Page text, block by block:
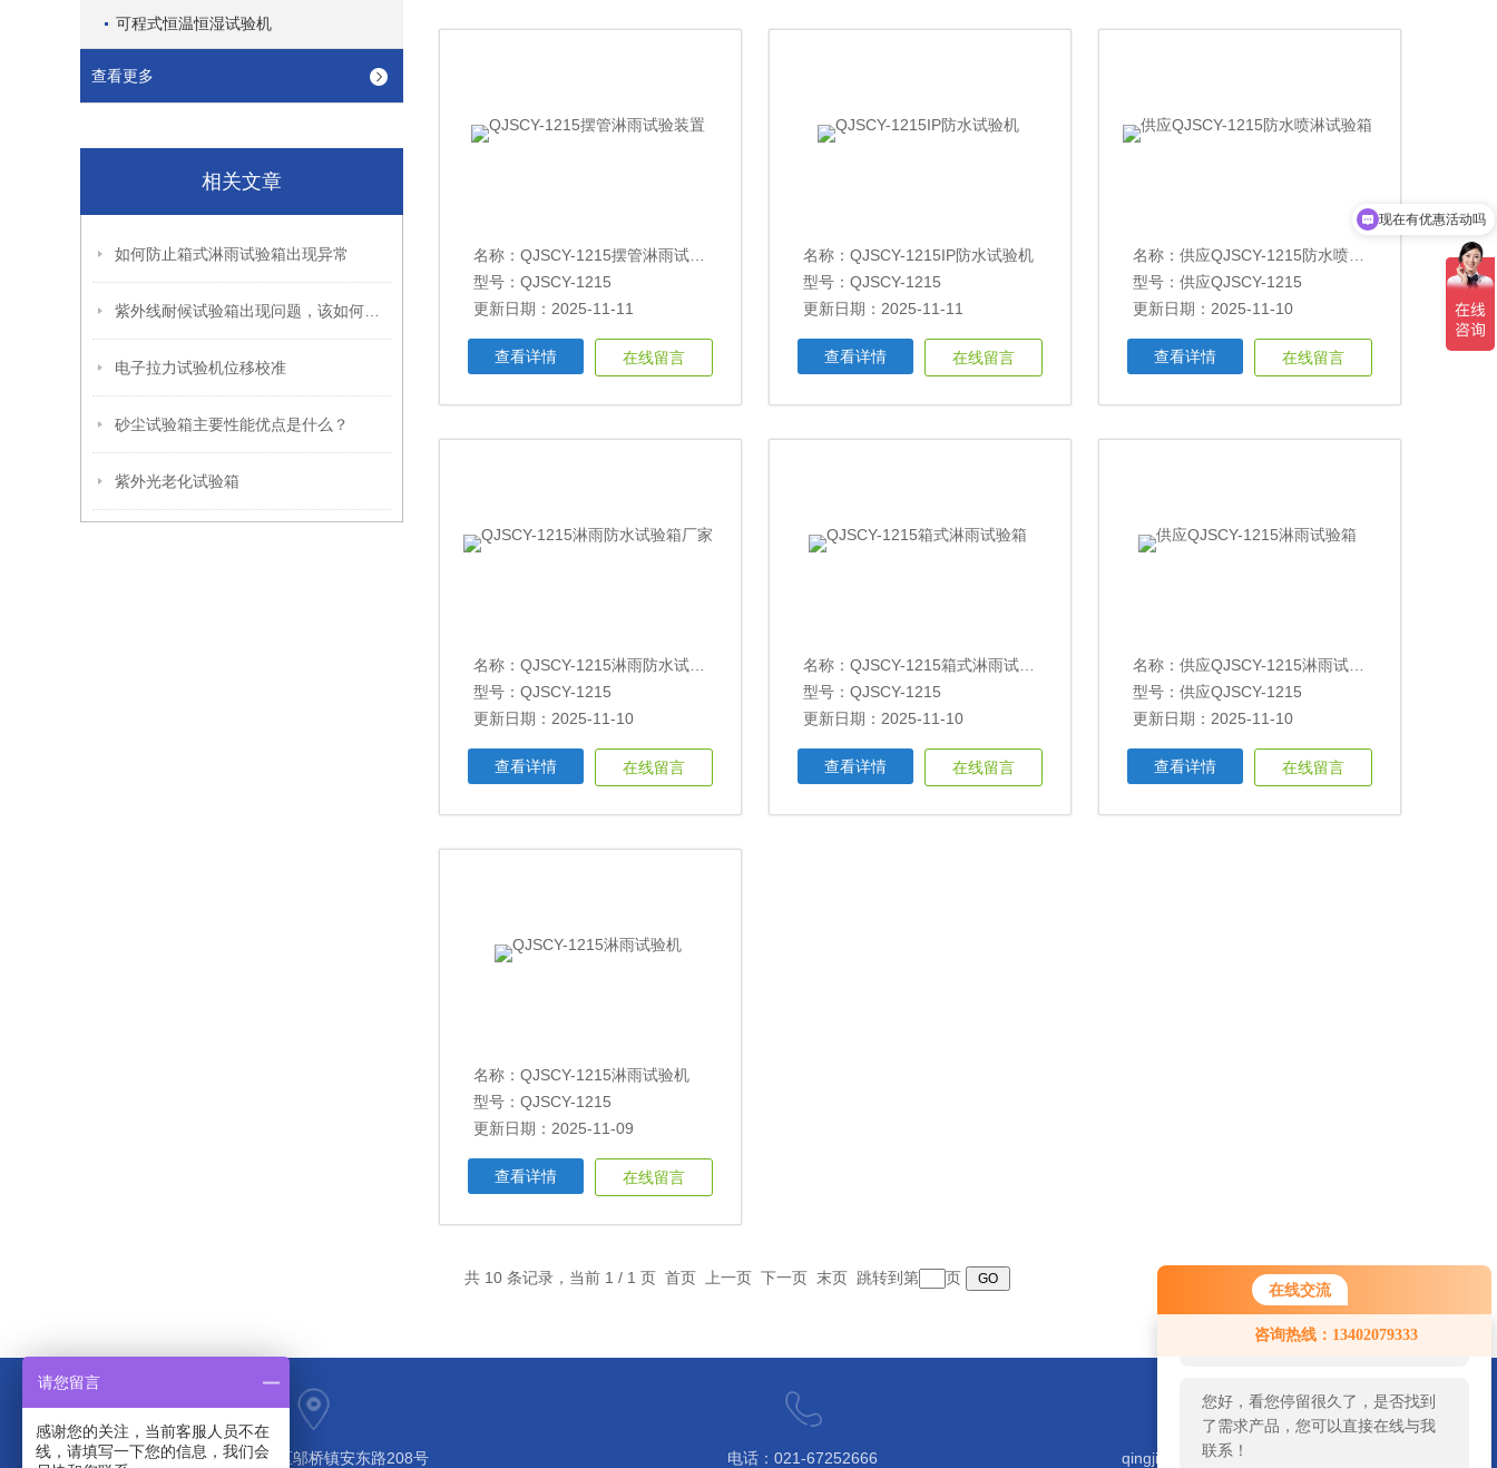
在线交流
咨询热线：13402079333
您好！欢迎前来咨询，很高兴为您
服务，请问您要咨询什么问题呢？
您好，看您停留很久了，是否找到
了需求产品，您可以直接在线与我
联系！
可程式恒温恒湿试验机
查看更多
相关文章
如何防止箱式淋雨试验箱出现异常
电子拉力试验机位移校准
砂尘试验箱主要性能优点是什么？
紫外光老化试验箱
名称： QJSCY-1215摆管淋雨试验装置
型号：QJSCY-1215
更新日期：2025-11-11
查看详情 在线留言
名称： QJSCY-1215IP防水试验机
型号：QJSCY-1215
更新日期：2025-11-11
查看详情 在线留言
名称： 供应QJSCY-1215防水喷淋试验箱
型号：供应QJSCY-1215
更新日期：2025-11-10
查看详情 在线留言
名称： QJSCY-1215淋雨防水试验箱厂家
型号：QJSCY-1215
更新日期：2025-11-10
查看详情 在线留言
名称： QJSCY-1215箱式淋雨试验箱
型号：QJSCY-1215
更新日期：2025-11-10
查看详情 在线留言
名称： 供应QJSCY-1215淋雨试验箱
型号：供应QJSCY-1215
更新日期：2025-11-10
查看详情 在线留言
名称： QJSCY-1215淋雨试验机
型号：QJSCY-1215
更新日期：2025-11-09
查看详情 在线留言
共 10 条记录，当前 1 / 1 页 首页 上一页 下一页 末页 跳转到第 页
上海市奉贤区邬桥镇安东路208号 电话：021-67252666 qingjiyiqi@zhongguoqingji.com
现在有优惠活动吗
请您留言
感谢您的关注，当前客服人员不在
线，请填写一下您的信息，我们会